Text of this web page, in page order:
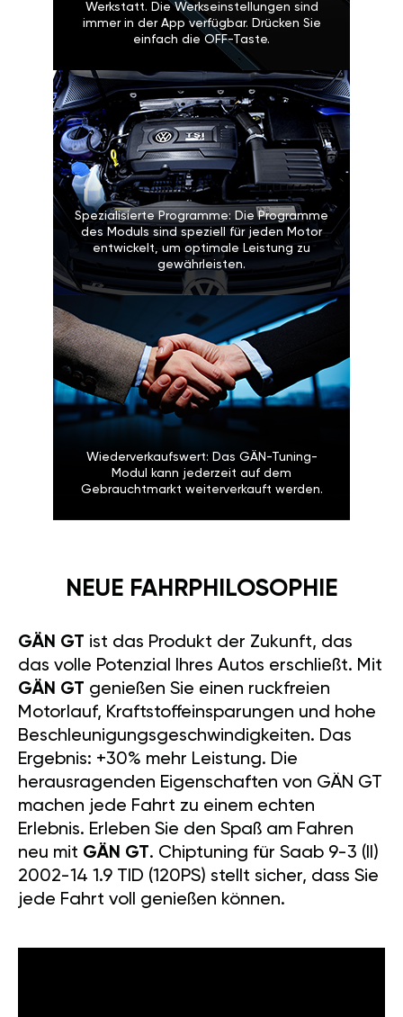
Werkstatt. Die Werkseinstellungen sind
immer in der App verfügbar. Drücken Sie
einfach die OFF-Taste.
Spezialisierte Programme: Die Programme
des Moduls sind speziell für jeden Motor
entwickelt, um optimale Leistung zu
gewährleisten.
Wiederverkaufswert: Das GÄN-Tuning-
Modul kann jederzeit auf dem
Gebrauchtmarkt weiterverkauft werden.
NEUE FAHRPHILOSOPHIE
GÄN GT ist das Produkt der Zukunft, das
das volle Potenzial Ihres Autos erschließt. Mit
GÄN GT genießen Sie einen ruckfreien
Motorlauf, Kraftstoffeinsparungen und hohe
Beschleunigungsgeschwindigkeiten. Das
Ergebnis: +30% mehr Leistung. Die
herausragenden Eigenschaften von GÄN GT
machen jede Fahrt zu einem echten
Erlebnis. Erleben Sie den Spaß am Fahren
neu mit GÄN GT. Chiptuning für Saab 9-3 (II)
2002-14 1.9 TID (120PS) stellt sicher, dass Sie
jede Fahrt voll genießen können.